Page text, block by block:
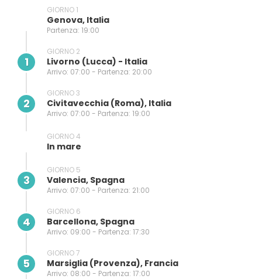
GIORNO 1
Genova, Italia
Partenza: 19:00
1
GIORNO 2
Livorno (lucca) - Italia
Arrivo: 07:00 - Partenza: 20:00
2
GIORNO 3
Civitavecchia (Roma), Italia
Arrivo: 07:00 - Partenza: 19:00
GIORNO 4
In mare
3
GIORNO 5
Valencia, Spagna
Arrivo: 07:00 - Partenza: 21:00
4
GIORNO 6
Barcellona, Spagna
Arrivo: 09:00 - Partenza: 17:30
5
GIORNO 7
Marsiglia (provenza), Francia
Arrivo: 08:00 - Partenza: 17:00